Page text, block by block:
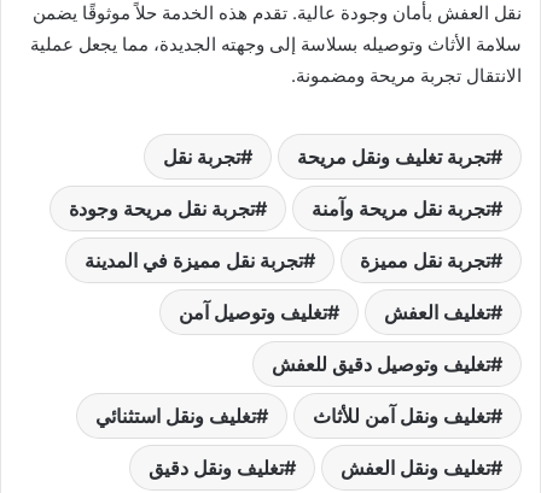
نقل العفش بأمان وجودة عالية. تقدم هذه الخدمة حلاً موثوقًا يضمن
سلامة الأثاث وتوصيله بسلاسة إلى وجهته الجديدة، مما يجعل عملية
الانتقال تجربة مريحة ومضمونة.
تجربة تغليف ونقل مريحة تجربة نقل
تجربة نقل مريحة وآمنة تجربة نقل مريحة وجودة
تجربة نقل مميزة تجربة نقل مميزة في المدينة
تغليف العفش تغليف وتوصيل آمن
تغليف وتوصيل دقيق للعفش
تغليف ونقل آمن للأثاث تغليف ونقل استثنائي
تغليف ونقل العفش تغليف ونقل دقيق